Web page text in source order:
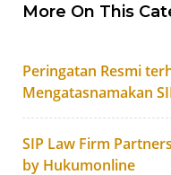
More On This
Peringatan Resmi
Mengatasnamakan
SIP Law Firm
by Hukumonline